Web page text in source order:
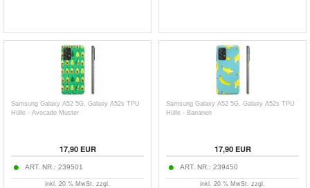
Samsung Galaxy A52 5G, Galaxy A52s TPU
Hülle - Avocado Muster
17,90EUR
ART. NR.: 239501
inkl. 20 % MwSt. zzgl.
Samsung Galaxy A52 5G, Galaxy A52s TPU
Hülle - Bananen
17,90EUR
ART. NR.: 239450
inkl. 20 % MwSt. zzgl.